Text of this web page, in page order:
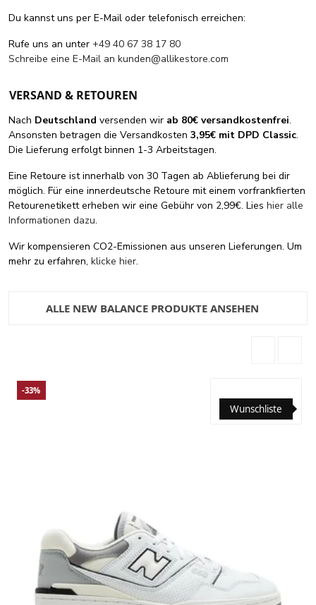
Du kannst uns per E-Mail oder telefonisch erreichen:
Rufe uns an unter +49 40 67 38 17 80
Schreibe eine E-Mail an kunden@allikestore.com
VERSAND & RETOUREN
Nach Deutschland versenden wir ab 80€ versandkostenfrei.
Ansonsten betragen die Versandkosten 3,95€ mit DPD Classic.
Die Lieferung erfolgt binnen 1-3 Arbeitstagen.
Eine Retoure ist innerhalb von 30 Tagen ab Ablieferung bei dir
möglich. Für eine innerdeutsche Retoure mit einem vorfrankfierten
Retourenetikett erheben wir eine Gebühr von 2,99€. Lies hier alle
Informationen dazu.
Wir kompensieren CO2-Emissionen aus unseren Lieferungen. Um
mehr zu erfahren, klicke hier.
ALLE NEW BALANCE PRODUKTE ANSEHEN
Wunschliste
-33%